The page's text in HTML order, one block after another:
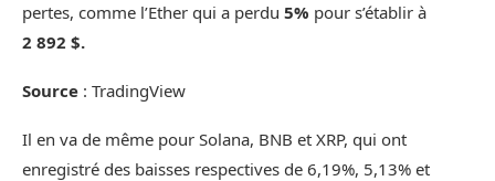
pertes, comme l’Ether qui a perdu 5% pour s’établir à
2 892 $.
Source : TradingView
Il en va de même pour Solana, BNB et XRP, qui ont
enregistré des baisses respectives de 6,19%, 5,13% et